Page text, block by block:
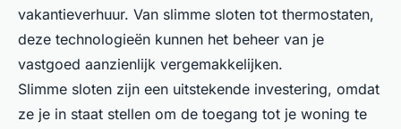
vakantieverhuur. Van slimme sloten tot thermostaten,
deze technologieën kunnen het beheer van je
vastgoed aanzienlijk vergemakkelijken.
Slimme sloten zijn een uitstekende investering, omdat
ze je in staat stellen om de toegang tot je woning te